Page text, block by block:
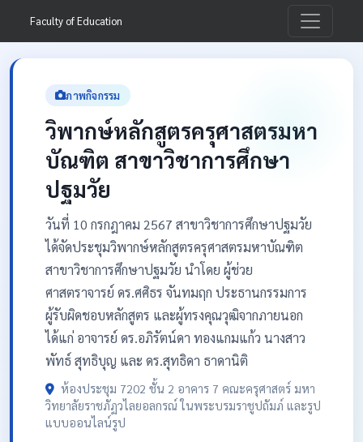
Faculty of Education
ภาพกิจกรรม
วิพากษ์หลักสูตรครุศาสตรมหา
บัณฑิต สาขาวิชาการศึกษา
ปฐมวัย
วันที่ 10 กรกฎาคม 2567 สาขาวิชาการศึกษาปฐมวัย
ได้จัดประชุมวิพากษ์หลักสูตรครุศาสตรมหาบัณฑิต
สาขาวิชาการศึกษาปฐมวัย นำโดย ผู้ช่วย
ศาสตราจารย์ ดร.ศศิธร จันทมฤก ประธานกรรมการ
ผู้รับผิดชอบหลักสูตร และผู้ทรงคุณวุฒิจากภายนอก
ได้แก่ อาจารย์ ดร.อภิรัตน์ดา ทองแกมแก้ว นางสาว
พัทธ์ สุทธิบุญ และ ดร.สุทธิดา ธาดานิติ
ห้องประชุม 7202 ชั้น 2 อาคาร 7 คณะครุศาสตร์ มหา
วิทยาลัยราชภัฏวไลยอลกรณ์ ในพระบรมราชูปถัมภ์ และรูป
แบบออนไลน์รูป